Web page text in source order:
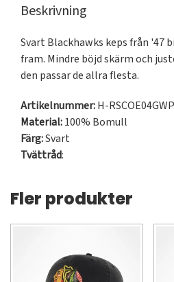
Beskrivning
Svart Blackhawks keps från '47
fram. Mindre böjd skärm och
den passar de allra flesta.
Artikelnummer:H-
Material:100% Bomull
Färg:Svart
Tvättråd:
Fler produkter